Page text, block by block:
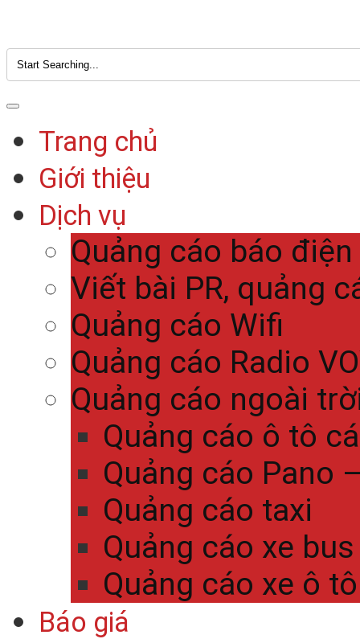
Trang chủ
Giới thiệu
Dịch vụ
Quảng cáo báo
Viết bài PR, quảng
Quảng cáo Wifi
Quảng cáo Radio
Quảng cáo ngoài
Quảng cáo ô tô
Quảng cáo Pano
Quảng cáo taxi
Quảng cáo xe bus
Quảng cáo xe ô
Báo giá